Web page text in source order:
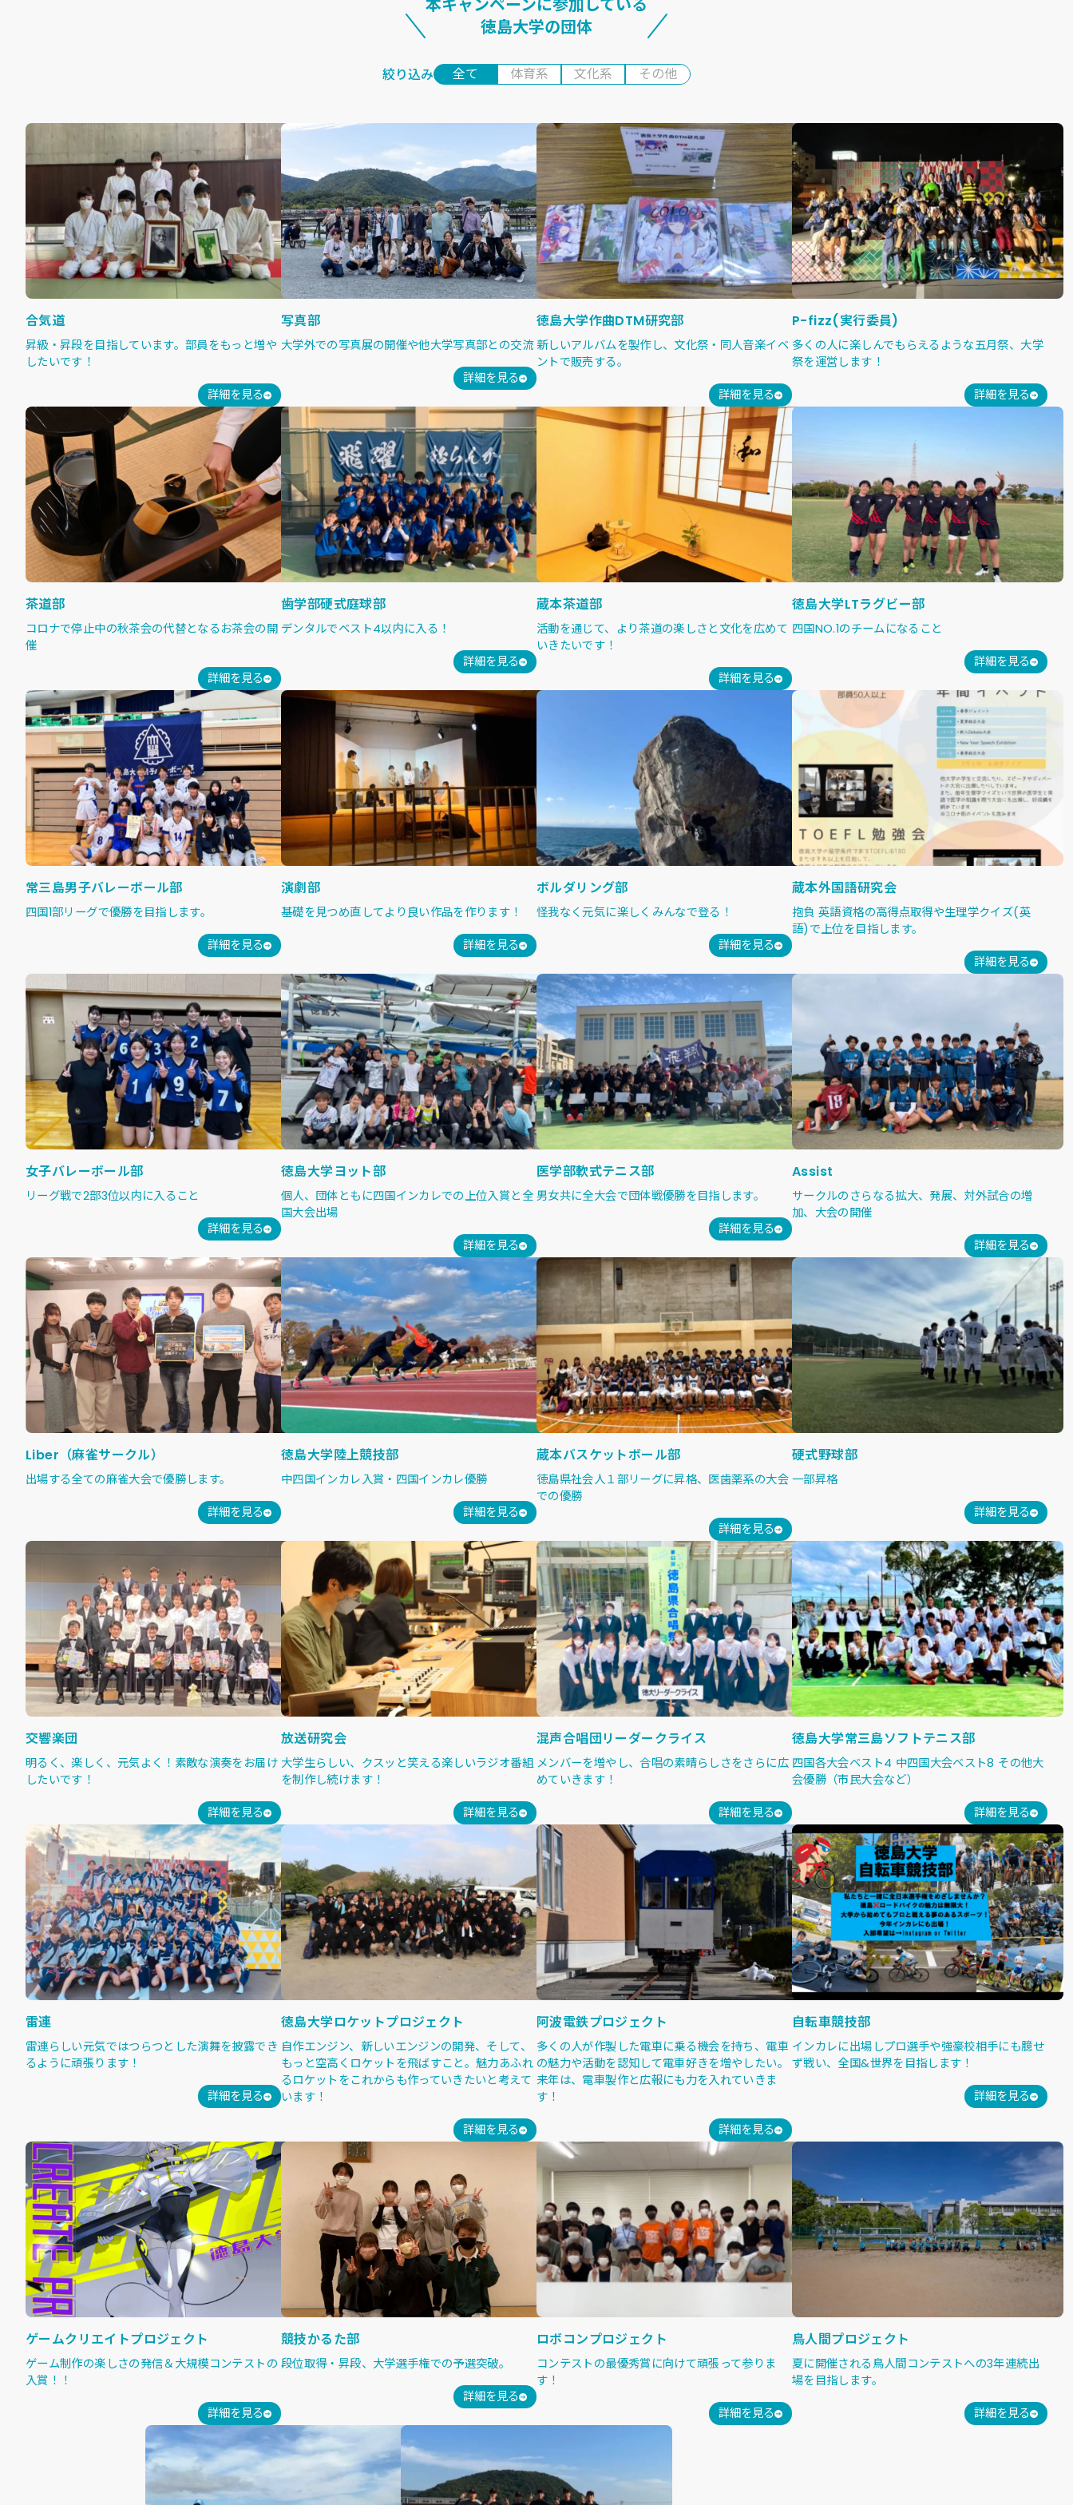
本キャンペーンに参加している
徳島大学の団体
絞り込み 全て 体育系 文化系 その他
合気道
昇級・昇段を目指しています。部員をもっと増や
したいです！
詳細を見る
写真部
大学外での写真展の開催や他大学写真部との交流
詳細を見る
徳島大学作曲DTM研究部
新しいアルバムを製作し、文化祭・同人音楽イベ
ントで販売する。
詳細を見る
P-fizz(実行委員)
多くの人に楽しんでもらえるような五月祭、大学
祭を運営します！
詳細を見る
茶道部
コロナで停止中の秋茶会の代替となるお茶会の開
催
詳細を見る
歯学部硬式庭球部
デンタルでベスト4以内に入る！
詳細を見る
蔵本茶道部
活動を通じて、より茶道の楽しさと文化を広めて
いきたいです！
詳細を見る
徳島大学LTラグビー部
四国NO.1のチームになること
詳細を見る
常三島男子バレーボール部
四国1部リーグで優勝を目指します。
詳細を見る
演劇部
基礎を見つめ直してより良い作品を作ります！
詳細を見る
ボルダリング部
怪我なく元気に楽しくみんなで登る！
詳細を見る
蔵本外国語研究会
抱負 英語資格の高得点取得や生理学クイズ(英
語)で上位を目指します。
詳細を見る
女子バレーボール部
リーグ戦で2部3位以内に入ること
詳細を見る
徳島大学ヨット部
個人、団体ともに四国インカレでの上位入賞と全
国大会出場
詳細を見る
医学部軟式テニス部
男女共に全大会で団体戦優勝を目指します。
詳細を見る
Assist
サークルのさらなる拡大、発展、対外試合の増
加、大会の開催
詳細を見る
Liber（麻雀サークル）
出場する全ての麻雀大会で優勝します。
詳細を見る
徳島大学陸上競技部
中四国インカレ入賞・四国インカレ優勝
詳細を見る
蔵本バスケットボール部
徳島県社会人１部リーグに昇格、医歯薬系の大会
での優勝
詳細を見る
硬式野球部
一部昇格
詳細を見る
交響楽団
明るく、楽しく、元気よく！素敵な演奏をお届け
したいです！
詳細を見る
放送研究会
大学生らしい、クスッと笑える楽しいラジオ番組
を制作し続けます！
詳細を見る
混声合唱団リーダークライス
メンバーを増やし、合唱の素晴らしさをさらに広
めていきます！
詳細を見る
徳島大学常三島ソフトテニス部
四国各大会ベスト4 中四国大会ベスト8 その他大
会優勝（市民大会など）
詳細を見る
雷連
雷連らしい元気ではつらつとした演舞を披露でき
るように頑張ります！
詳細を見る
徳島大学ロケットプロジェクト
自作エンジン、新しいエンジンの開発、そして、
もっと空高くロケットを飛ばすこと。魅力あふれ
るロケットをこれからも作っていきたいと考えて
います！
詳細を見る
阿波電鉄プロジェクト
多くの人が作製した電車に乗る機会を持ち、電車
の魅力や活動を認知して電車好きを増やしたい。
来年は、電車製作と広報にも力を入れていきま
す！
詳細を見る
自転車競技部
インカレに出場しプロ選手や強豪校相手にも臆せ
ず戦い、全国&世界を目指します！
詳細を見る
ゲームクリエイトプロジェクト
ゲーム制作の楽しさの発信＆大規模コンテストの
入賞！！
詳細を見る
競技かるた部
段位取得・昇段、大学選手権での予選突破。
詳細を見る
ロボコンプロジェクト
コンテストの最優秀賞に向けて頑張って参りま
す！
詳細を見る
鳥人間プロジェクト
夏に開催される鳥人間コンテストへの3年連続出
場を目指します。
詳細を見る